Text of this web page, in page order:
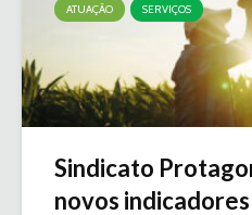
ATUAÇÃO SERVIÇOS
Sindicato
novos